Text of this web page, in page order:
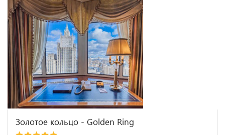
Золотое кольцо - Golden Ring